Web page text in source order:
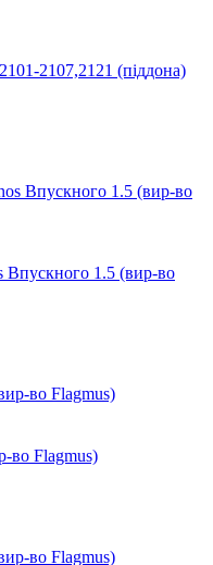
2107,2121 (піддона)
Впускного 1.5 (вир-во
во Flagmus)